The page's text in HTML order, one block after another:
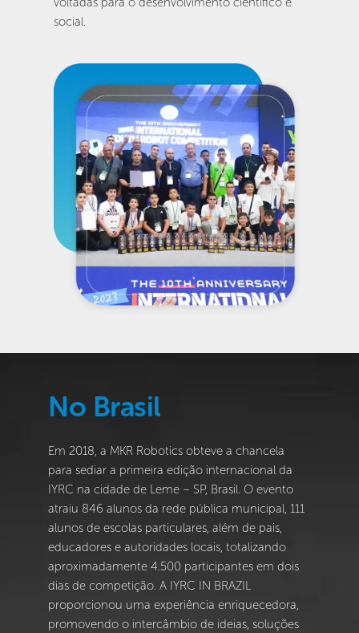
social.
No Brasil
Em 2018, a MKR Robotics obteve a chancela
para sediar a primeira edição internacional da
IYRC na cidade de Leme – SP, Brasil. O evento
atraiu 846 alunos da rede pública municipal, 111
alunos de escolas particulares, além de pais,
educadores e autoridades locais, totalizando
aproximadamente 4.500 participantes em dois
dias de competição. A IYRC IN BRAZIL
proporcionou uma experiência enriquecedora,
promovendo o intercâmbio de ideias, soluções